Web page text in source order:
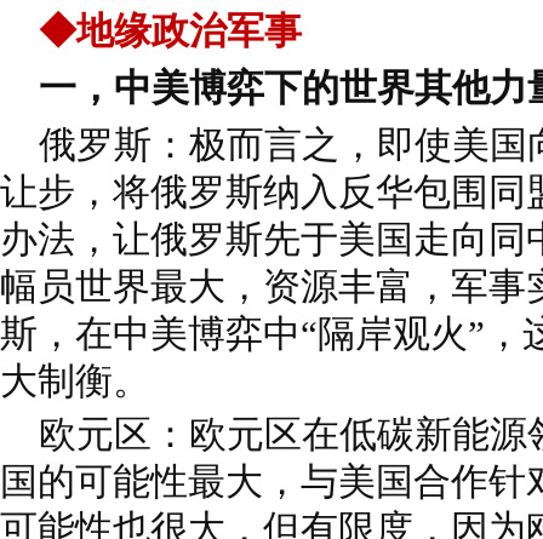
◆地缘政治军事
一，中美博弈下的世界其他力
俄罗斯：极而言之，即使美国
让步，将俄罗斯纳入反华包围同
办法，让俄罗斯先于美国走向
幅员世界最大，资源丰富，军
斯，在中美博弈中“隔岸观火”，
大制衡。
欧元区：欧元区在低碳新能源
国的可能性最大，与美国合作
可能性也很大，但有限度，因为